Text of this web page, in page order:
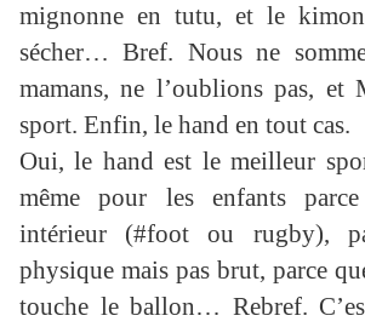
mignonne en tutu, et le
sécher… Bref. Nous ne
mamans, ne l’oublions pas, et
sport. Enfin, le hand en tout cas.
Oui, le hand est le meilleur
même pour les enfants
intérieur (#foot ou rugby),
physique mais pas brut, parce
touche le ballon… Rebref.